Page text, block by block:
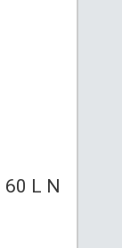
60 L N